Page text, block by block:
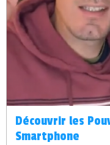
Découvrir les
Smartphone